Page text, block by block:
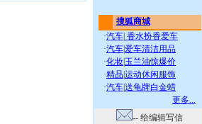
搜狐商城
·汽车 香水扮香爱车
·汽车爱车清洁用品
·化妆 玉兰油惊爆价
·精品运动休闲服饰
·汽车送龟牌白金蜡
更多...
-- 给编辑写信